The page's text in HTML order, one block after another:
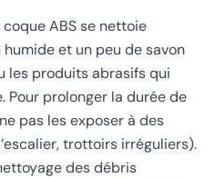
coque ABS se nettoie
et un peu de savon
les produits abrasifs qui
Pour prolonger la durée de
pas les exposer à des
trottoirs irréguliers).
des débris